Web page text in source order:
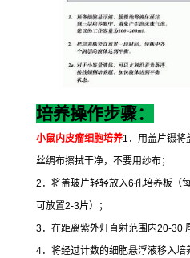
培养操作步骤：
小鼠内皮瘤细胞培养1 ．用盖片镊将
丝绸布擦拭干净，不要用纱布；
2 ．将盖玻片轻轻放入6孔培养板（
可放置2-3片）；
3．在距离紫外灯直射范围内20-30
4．将经过计数的细胞悬浮液移入